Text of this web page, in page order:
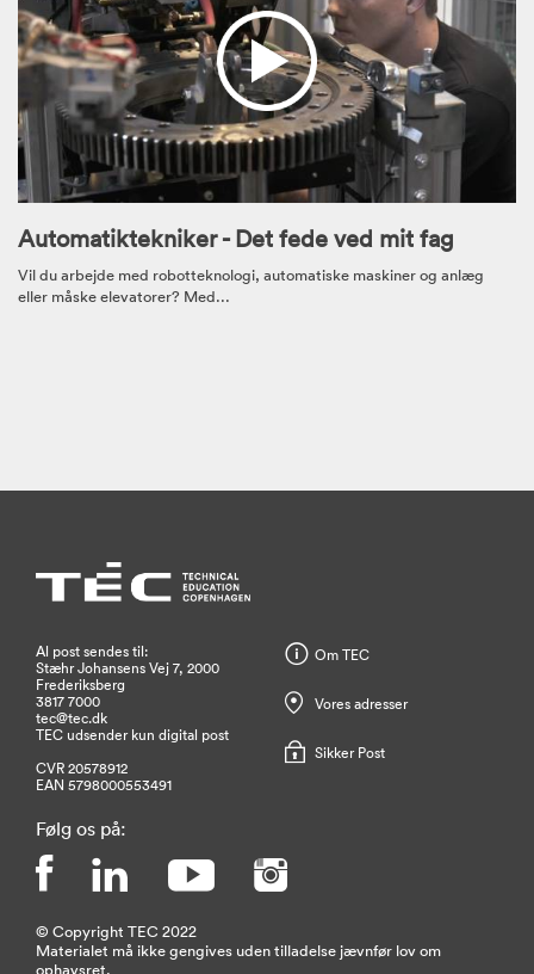
Automatiktekniker - Det fede ved mit fag
Vil du arbejde med robotteknologi, automatiske maskiner og anlæg
eller måske elevatorer? Med...
Al post sendes til:
Stæhr Johansens Vej 7, 2000
Frederiksberg
3817 7000
tec@tec.dk
TEC udsender kun digital post
CVR 20578912
EAN 5798000553491
Om TEC
Vores adresser
Sikker Post
Følg os på:
© Copyright TEC 2022
Materialet må ikke gengives uden tilladelse jævnfør lov om
ophavsret.